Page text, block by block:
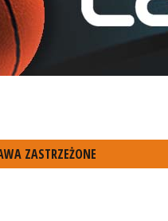
ZASTRZEŻONE